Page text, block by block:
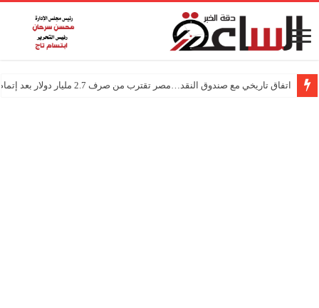
اتفاق تاريخي مع صندوق النقد…مصر تقترب من صرف 2.7 مليار دولار بعد إتمام المراجعتين